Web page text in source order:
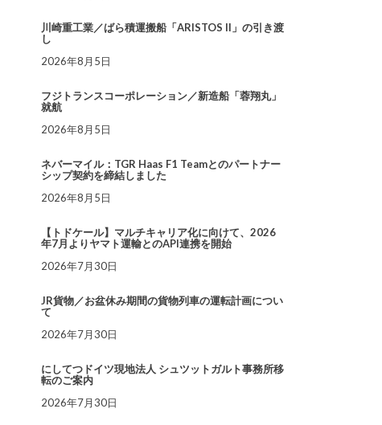
川崎重工業／ばら積運搬船「ARISTOS II」の引き渡
し
2026年8月5日
フジトランスコーポレーション／新造船「蓉翔丸」
就航
2026年8月5日
ネバーマイル：TGR Haas F1 Teamとのパートナー
シップ契約を締結しました
2026年8月5日
【トドケール】マルチキャリア化に向けて、2026
年7月よりヤマト運輸とのAPI連携を開始
2026年7月30日
JR貨物／お盆休み期間の貨物列車の運転計画につい
て
2026年7月30日
にしてつドイツ現地法人 シュツットガルト事務所移
転のご案内
2026年7月30日